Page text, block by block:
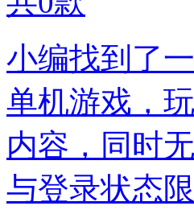
小编找到了
单机游戏，
内容，同时
与登录状态